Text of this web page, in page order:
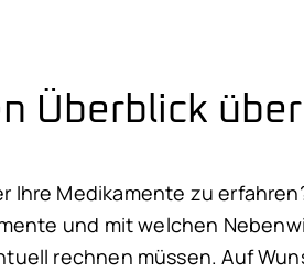
Überblick
Ihre Medikamente zu
und mit welchen
rechnen müssen. Auf